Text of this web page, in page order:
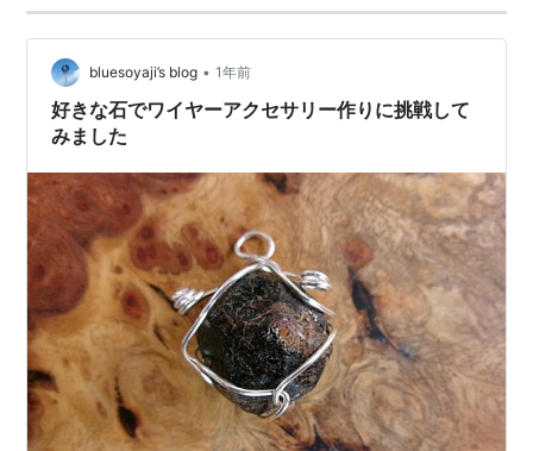
bluesoyaji’s blog • 1年前
好きな石でワイヤーアクセサリー作りに挑戦して
みました